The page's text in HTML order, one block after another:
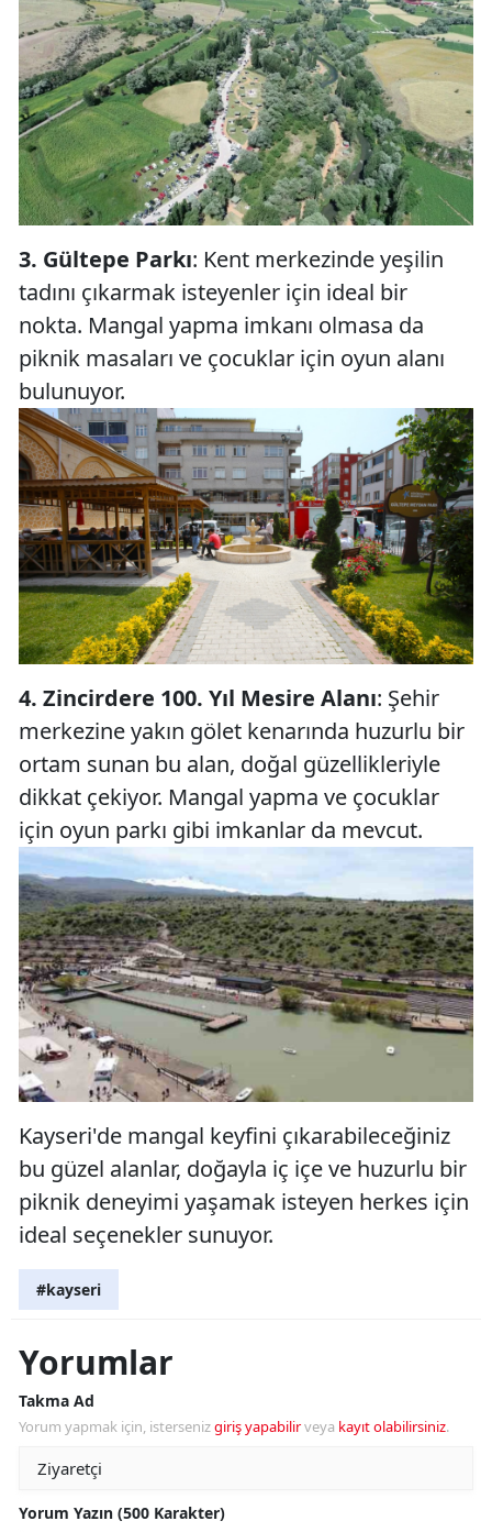
3. Gültepe Parkı: Kent merkezinde yeşilin
tadını çıkarmak isteyenler için ideal bir
nokta. Mangal yapma imkanı olmasa da
piknik masaları ve çocuklar için oyun alanı
bulunuyor.
4. Zincirdere 100. Yıl Mesire Alanı: Şehir
merkezine yakın gölet kenarında huzurlu bir
ortam sunan bu alan, doğal güzellikleriyle
dikkat çekiyor. Mangal yapma ve çocuklar
için oyun parkı gibi imkanlar da mevcut.
Kayseri'de mangal keyfini çıkarabileceğiniz
bu güzel alanlar, doğayla iç içe ve huzurlu bir
piknik deneyimi yaşamak isteyen herkes için
ideal seçenekler sunuyor.
#kayseri
Yorumlar
Takma Ad
Yorum yapmak için, istersenizgiriş yapabilirveya kayıt olabilirsiniz.
Yorum Yazın (500 Karakter)